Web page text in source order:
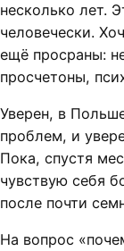
несколько лет.
человечески.
ещё просраны:
просчетоны,
Уверен, в
проблем, и
Пока, спустя
чувствую себя
после почти
На вопрос